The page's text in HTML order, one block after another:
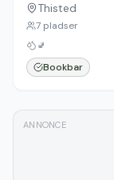
Thisted
7 pladser
🚽
Bookbar
ANNONCE